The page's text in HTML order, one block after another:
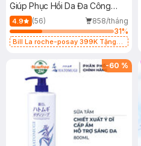
Giúp Phục Hồi Da Đa Công
Dụng 40ml
4.9 (56)
858/tháng
31%
Bill La roche-posay 399K Tặng
(SL có hạn)
-60 %